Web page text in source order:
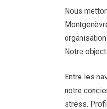
Nous
Notre
Entre les
notre
stress.